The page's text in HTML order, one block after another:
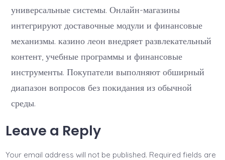
универсальные системы. Онлайн-магазины
интегрируют доставочные модули и финансовые
механизмы. казино леон внедряет развлекательный
контент, учебные программы и финансовые
инструменты. Покупатели выполняют обширный
диапазон вопросов без покидания из обычной
среды.
Leave a Reply
Your email address will not be published. Required fields are